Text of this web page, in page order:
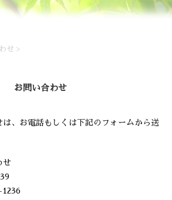
せ >
お問い合わせ
、お電話もしくは下記のフォームから送
せ